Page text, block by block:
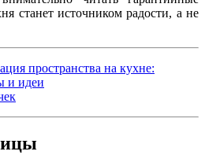
станет источником радости, а не
пространства на кухне:
и идеи